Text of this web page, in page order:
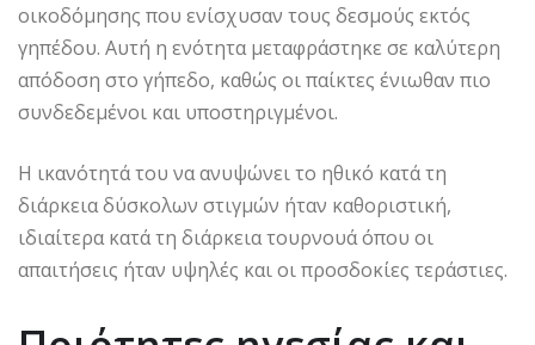
οικοδόμησης που ενίσχυσαν τους δεσμούς εκτός
γηπέδου. Αυτή η ενότητα μεταφράστηκε σε καλύτερη
απόδοση στο γήπεδο, καθώς οι παίκτες ένιωθαν πιο
συνδεδεμένοι και υποστηριγμένοι.
Η ικανότητά του να ανυψώνει το ηθικό κατά τη
διάρκεια δύσκολων στιγμών ήταν καθοριστική,
ιδιαίτερα κατά τη διάρκεια τουρνουά όπου οι
απαιτήσεις ήταν υψηλές και οι προσδοκίες τεράστιες.